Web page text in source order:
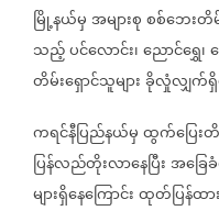
မြို့နယ်မှအများစုစစ်ဘေးတိမ်
သည့်ပင်လောင်း၊ညောင်ရွှေ၊
တိမ်းရှောင်သူများခိုလှုံလျှက်ရှိ
ကရင်နီပြည်နယ်မှထွက်ပြေး
ပြန်လည်တိုးလာနေပြီးအခြေ
များရှိနေကြောင်းထုတ်ပြန်ထာ